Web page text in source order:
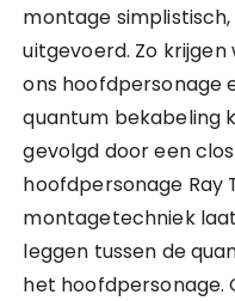
montage
uitgevoerd. Zo
ons hoofdpersonage
quantum bekabeling
gevolgd door een
hoofdpersonage Ray
montagetechniek
leggen tussen de
het hoofdpersonage.